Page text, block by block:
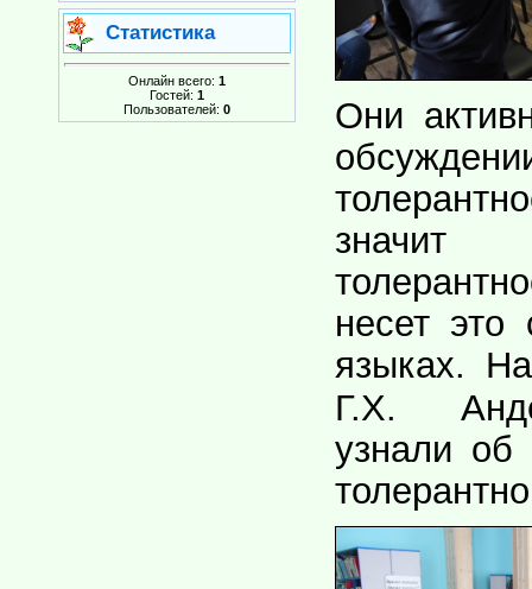
Статистика
Онлайн всего: 1
Гостей: 1
Пользователей: 0
Они
несет это
языках.
Г.Х.
узнали об